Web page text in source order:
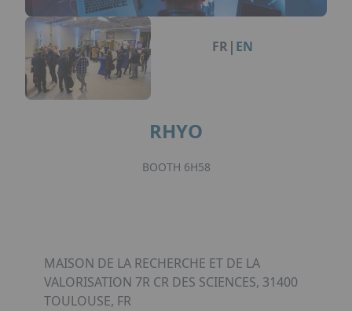
Organisation de Salons à Metz
Organisation de dîners / soirées de gala
à Metz
Qui sommes-nous ?
Accéder au complexe
Nos références
Politique RSE
Notre plaquette commerciale
FR | EN
RHYO
BOOTH 6H58
MAISON DE LA RECHERCHE ET DE LA
VALORISATION 7R CR DES SCIENCES, 31400
TOULOUSE, FR